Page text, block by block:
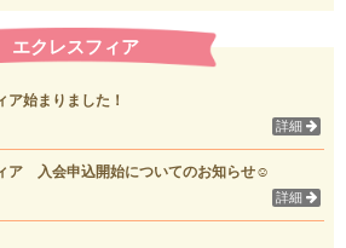
エクレスフィア
始まりました！
詳細
入会申込開始についてのお知らせ☺
詳細